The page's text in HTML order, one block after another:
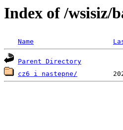
Index of /wsisiz/
Name
Parent Directory
cz6 i nastepne/